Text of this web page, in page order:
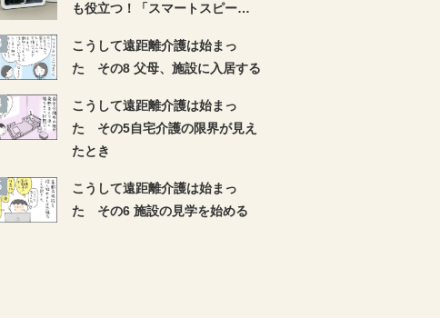
も役立つ！「スマートスピーカ
こうして遠距離介護は始まっ
た その8 父母、施設に入居する
こうして遠距離介護は始まっ
た その5自宅介護の限界が見え
たとき
こうして遠距離介護は始まっ
た その6 施設の見学を始める